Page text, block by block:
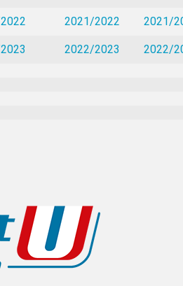
LIGUES
2021/2022 2021/
2022/2023 2022/